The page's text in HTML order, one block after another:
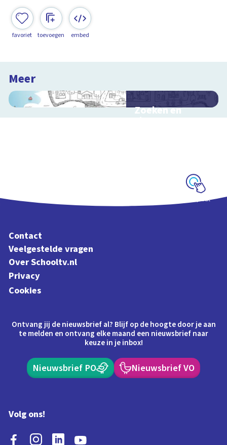
favoriet toevoegen embed
Meer
Zoeken en
zingen met
Schoolplaat
Contact
Veelgestelde vragen
Over Schooltv.nl
Privacy
Cookies
Ontvang jij de nieuwsbrief al? Blijf op de hoogte door je aan
te melden en ontvang elke maand een nieuwsbrief naar
keuze in je inbox!
Nieuwsbrief PO Nieuwsbrief VO
Volg ons!